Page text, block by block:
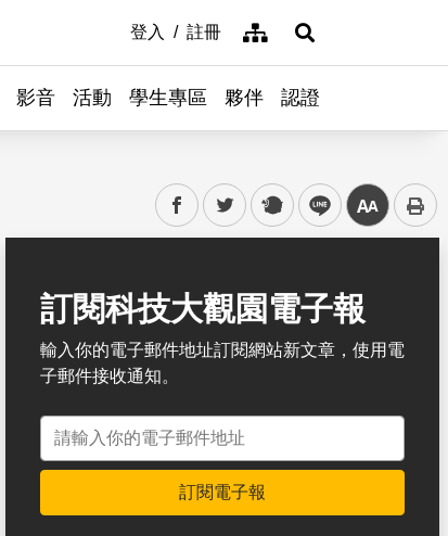
登入 註冊 網站導覽展開搜尋
影音 活動 學生專區 夥伴 認證
facebooktwitter plurk line 中
訂閱科技大觀園電子報
輸入你的電子郵件地址訂閱網站新文章，使用電
子郵件接收通知。
電子郵件地址
訂閱電子報